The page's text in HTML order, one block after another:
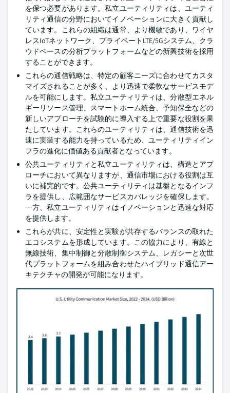
を保つ必要があります。私立ユーティリティは、ユーティ
リティ通信の分野においてイノベーションに大きく貢献し
ています。これらの組織は通常、より機敏であり、ワイヤ
レスIoTネットワーク、プライベートLTE/5Gシステム、クラ
ウドベースの分析プラットフォームなどの新興技術を採用
することができます。
これらの通信戦略は、特定の顧客ニーズに合わせてカスタ
マイズされることが多く、より迅速で柔軟なサービスモデ
ルを可能にします。私立ユーティリティは、分散型エネル
ギーリソース管理、スマートホーム統合、予知保全などの
新しいアプローチを試験的に導入する上で重要な役割を果
たしています。これらのユーティリティは、通信技術を迅
速に実装する能力を持っているため、ユーティリティイン
フラの進化に価値ある貢献者となっています。
公共ユーティリティと私立ユーティリティは、構造とアプ
ローチにおいて異なりますが、通信市場における役割は互
いに補完的です。公共ユーティリティは基盤となるインフ
ラを提供し、広範囲なサービスカバレッジを確保します。
一方、私立ユーティリティはイノベーションと迅速な対応
を提供します。
これらが共に、安定性と実験が共存するバランスの取れた
エコシステムを形成しています。この協力により、有線と
無線技術、集中制御と分散制御システム、レガシーと次世
代プラットフォームを組み合わせたハイブリッド通信アー
キテクチャの開発が可能になります。